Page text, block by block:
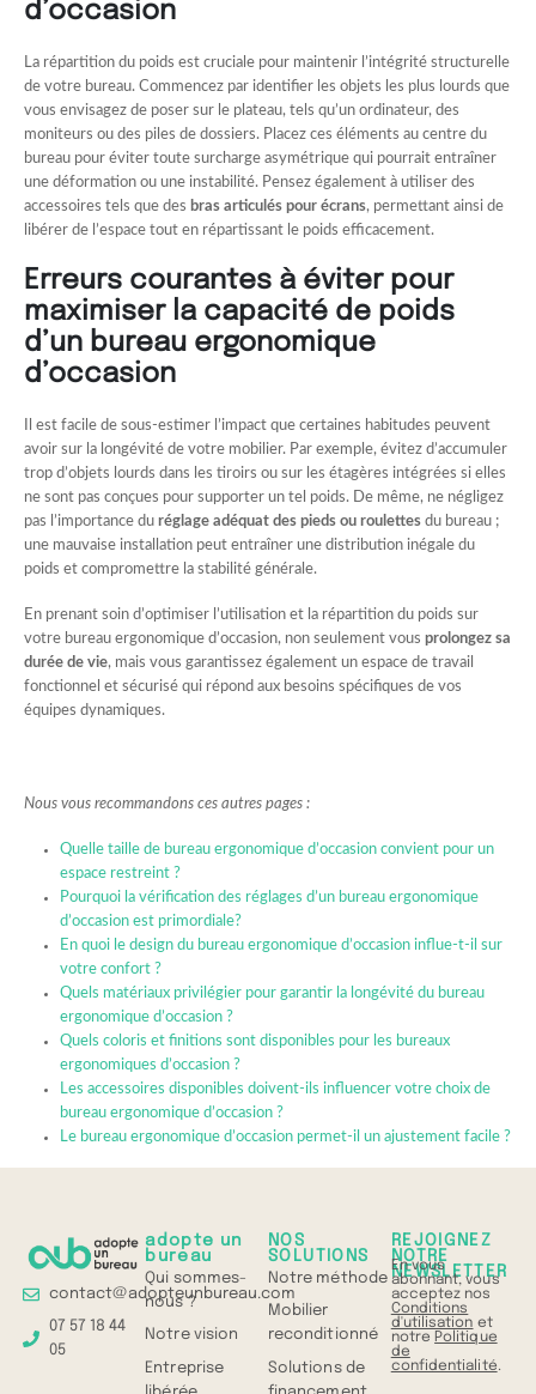
d’occasion
La répartition du poids est cruciale pour maintenir l’intégrité structurelle
de votre bureau. Commencez par identifier les objets les plus lourds que
vous envisagez de poser sur le plateau, tels qu’un ordinateur, des
moniteurs ou des piles de dossiers. Placez ces éléments au centre du
bureau pour éviter toute surcharge asymétrique qui pourrait entraîner
une déformation ou une instabilité. Pensez également à utiliser des
accessoires tels que des bras articulés pour écrans, permettant ainsi de
libérer de l’espace tout en répartissant le poids efficacement.
Erreurs courantes à éviter pour
maximiser la capacité de poids
d’un bureau ergonomique
d’occasion
Il est facile de sous-estimer l’impact que certaines habitudes peuvent
avoir sur la longévité de votre mobilier. Par exemple, évitez d’accumuler
trop d’objets lourds dans les tiroirs ou sur les étagères intégrées si elles
ne sont pas conçues pour supporter un tel poids. De même, ne négligez
pas l’importance du réglage adéquat des pieds ou roulettes du bureau ;
une mauvaise installation peut entraîner une distribution inégale du
poids et compromettre la stabilité générale.
En prenant soin d’optimiser l’utilisation et la répartition du poids sur
votre bureau ergonomique d’occasion, non seulement vous prolongez sa
durée de vie, mais vous garantissez également un espace de travail
fonctionnel et sécurisé qui répond aux besoins spécifiques de vos
équipes dynamiques.
Nous vous recommandons ces autres pages :
Quelle taille de bureau ergonomique d’occasion convient pour un
espace restreint ?
Pourquoi la vérification des réglages d’un bureau ergonomique
d’occasion est primordiale?
En quoi le design du bureau ergonomique d’occasion influe-t-il sur
votre confort ?
Quels matériaux privilégier pour garantir la longévité du bureau
ergonomique d’occasion ?
Quels coloris et finitions sont disponibles pour les bureaux
ergonomiques d’occasion ?
Les accessoires disponibles doivent-ils influencer votre choix de
bureau ergonomique d’occasion ?
Le bureau ergonomique d’occasion permet-il un ajustement facile ?
contact@adopteunbureau.com
07 57 18 44
05
adopte un
bureau
Qui sommes-
nous ?
Notre vision
Entreprise
NOS
SOLUTIONS
Notre méthode
Mobilier
reconditionné
Solutions de
REJOIGNEZ
NOTRE
NEWSLETTER
En vous
abonnant, vous
acceptez nos
Conditions
d'utilisation et
notre Politique
de
confidentialité.